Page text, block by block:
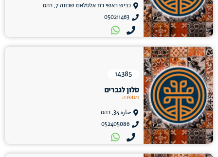
כביש ראשי רח אלסלאם שכונה 7, רהט
050211463
14385
סלון לגברים
מספרה
حاره 34, רהט
052405086